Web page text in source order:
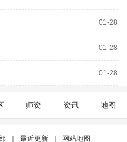
01-28
01-28
01-28
师资 资讯 地图
最近更新 网站地图